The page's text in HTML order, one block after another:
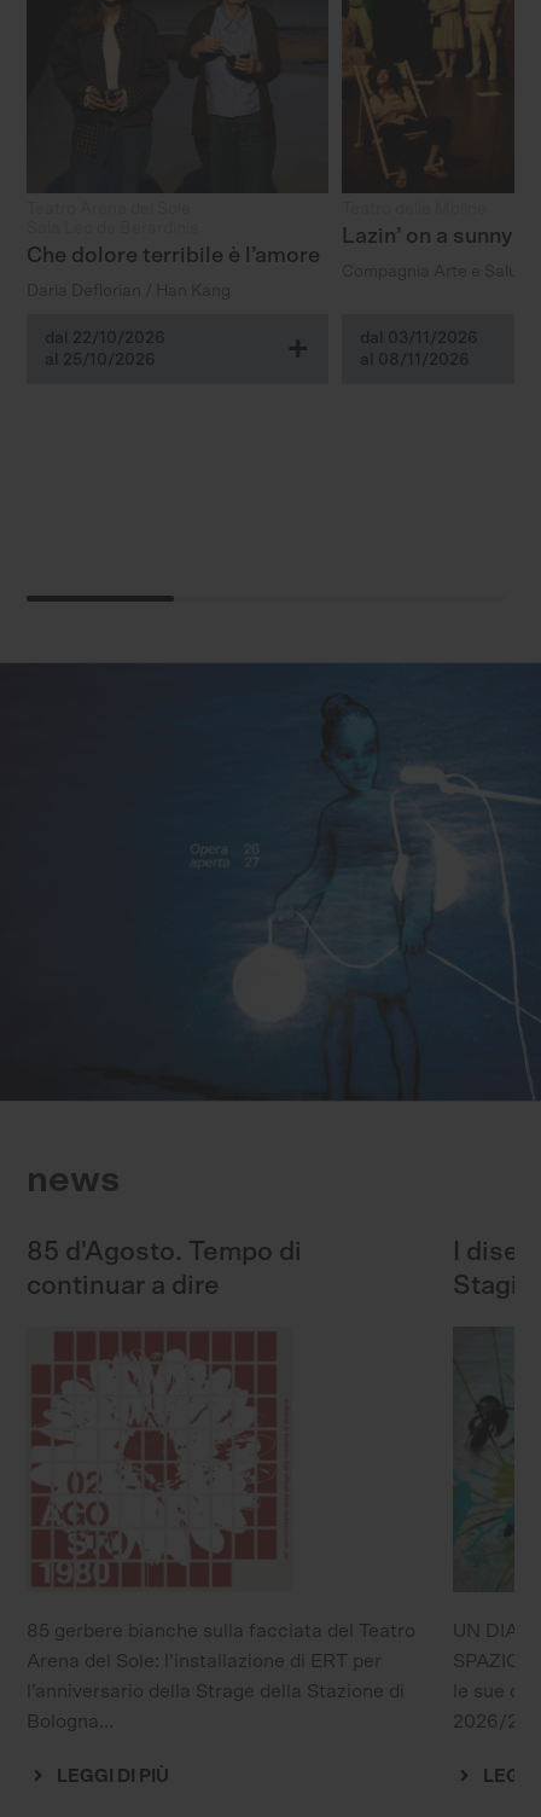
Che dolore terribile è l’amore
dal 22/10/2026
al 25/10/2026
+
Lazin’ on a sunny
dal 03/11/2026
al 08/11/2026
news
85 d'Agosto. Tempo di
continuar a dire
85 gerbere bianche sulla facciata del Teatro
Arena del Sole: l’installazione di ERT per
l’anniversario della Strage della Stazione di
Bologna...
LEGGI DI PIÙ
I
UN
SPAZIO
le sue
2026/27